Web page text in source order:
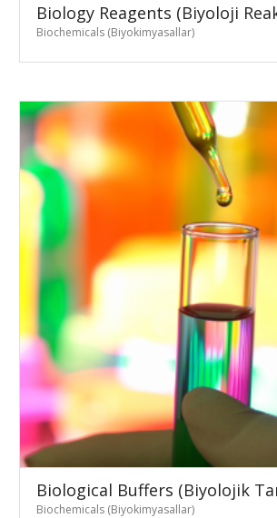
Biology Reagents (Biyoloji
Biochemicals (Biyokimyasallar)
Biological Buffers (Biyolojik
Biochemicals (Biyokimyasallar)